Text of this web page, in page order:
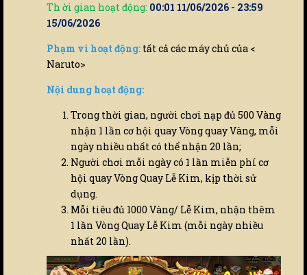
Th ời gian hoạt động: 00:01 11/06/2026 - 23:59
15/06/2026
Phạm vi hoạt động: tất cả các máy chủ của <
Naruto>
Nội dung hoạt động:
Trong thời gian, người chơi nạp đủ 500 Vàng
nhận 1 lần cơ hội quay Vòng quay Vàng, mỗi
ngày nhiều nhất có thể nhận 20 lần;
Người chơi mỗi ngày có 1 lần miễn phí cơ
hội quay Vòng Quay Lễ Kim, kịp thời sử
dụng.
Mỗi tiêu đủ 1000 Vàng/ Lễ Kim, nhận thêm
1 lần Vòng Quay Lễ Kim (mỗi ngày nhiều
nhất 20 lần).